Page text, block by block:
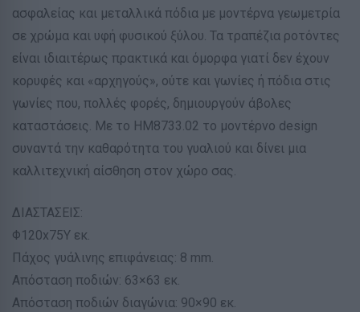
ασφαλείας και μεταλλικά πόδια με μοντέρνα γεωμετρία
σε χρώμα και υφή φυσικού ξύλου. Τα τραπέζια ροτόντες
είναι ιδιαιτέρως πρακτικά και όμορφα γιατί δεν έχουν
κορυφές και «αρχηγούς», ούτε και γωνίες ή πόδια στις
γωνίες που, πολλές φορές, δημιουργούν άβολες
καταστάσεις. Με το ΗΜ8733.02 το μοντέρνο design
συναντά την καθαρότητα του γυαλιού και δίνει μια
καλλιτεχνική αίσθηση στον χώρο σας.
ΔΙΑΣΤΑΣΕΙΣ:
Φ120x75Y εκ.
Πάχος γυάλινης επιφάνειας: 8 mm.
Απόσταση ποδιών: 63×63 εκ.
Απόσταση ποδιών διαγώνια: 90×90 εκ.